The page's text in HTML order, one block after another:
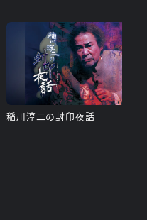
稲川淳二の封印夜話